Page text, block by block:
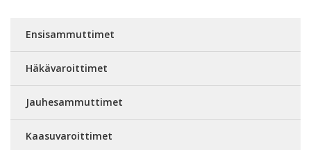
Ensisammuttimet
Häkävaroittimet
Jauhesammuttimet
Kaasuvaroittimet